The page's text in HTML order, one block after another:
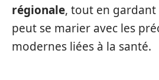
régionale, tout en
peut se marier avec les
modernes liées à la santé.